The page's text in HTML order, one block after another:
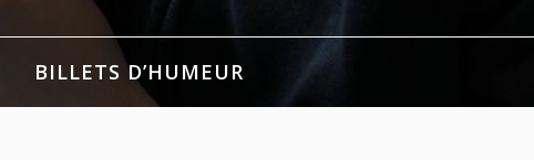
BILLETS D’HUMEUR